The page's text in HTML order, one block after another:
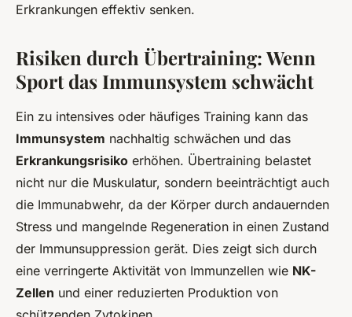
Erkrankungen effektiv senken.
Risiken durch Übertraining: Wenn
Sport das Immunsystem schwächt
Ein zu intensives oder häufiges Training kann das
Immunsystem nachhaltig schwächen und das
Erkrankungsrisiko erhöhen. Übertraining belastet
nicht nur die Muskulatur, sondern beeinträchtigt auch
die Immunabwehr, da der Körper durch andauernden
Stress und mangelnde Regeneration in einen Zustand
der Immunsuppression gerät. Dies zeigt sich durch
eine verringerte Aktivität von Immunzellen wie NK-
Zellen und einer reduzierten Produktion von